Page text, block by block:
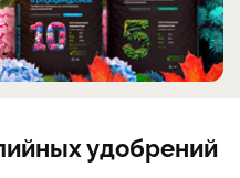
удобрений